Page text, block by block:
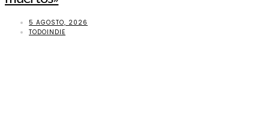
5 AGOSTO, 2026
TODOINDIE